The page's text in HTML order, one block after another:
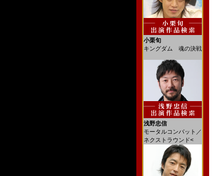
小栗旬
キングダム 魂の決戦
浅野忠信
モータルコンバット／
ネクストラウンド<